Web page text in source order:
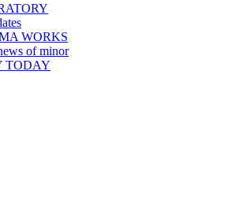
WORKS
of minor
TODAY